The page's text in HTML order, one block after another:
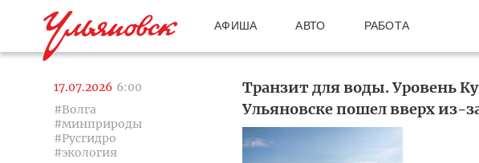
АФИША АВТО РАБОТА
17.07.2026 6:00
#Волга
#минприроды
#Русгидро
#экология
Транзит для воды. Уровень
Ульяновске пошел вверх из-